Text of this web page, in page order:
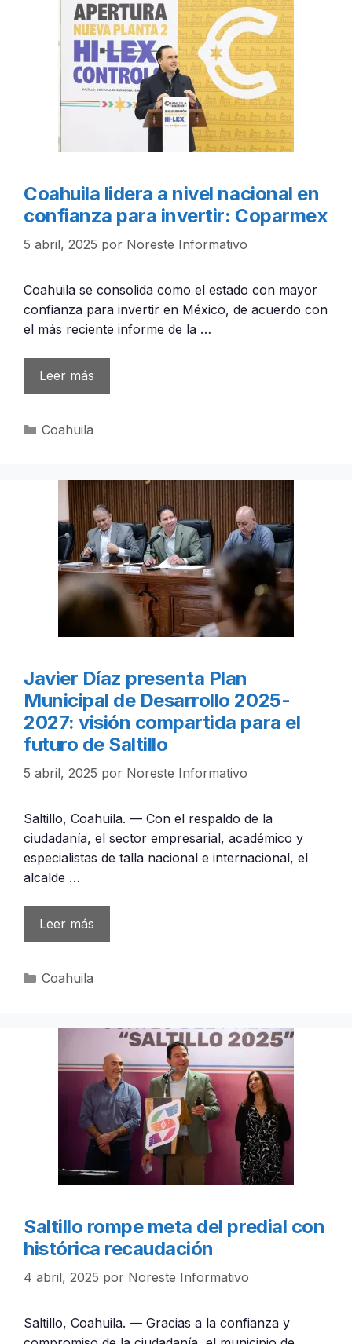
Coahuila lidera a nivel nacional en
confianza para invertir: Coparmex
5 abril, 2025 por Noreste Informativo
Coahuila se consolida como el estado con mayor
confianza para invertir en México, de acuerdo con
el más reciente informe de la …
Leer más
Categorías
Coahuila
Javier Díaz presenta Plan
Municipal de Desarrollo 2025-
2027: visión compartida para el
futuro de Saltillo
5 abril, 2025 por Noreste Informativo
Saltillo, Coahuila. — Con el respaldo de la
ciudadanía, el sector empresarial, académico y
especialistas de talla nacional e internacional, el
alcalde …
Leer más
Categorías
Coahuila
Saltillo rompe meta del predial con
histórica recaudación
4 abril, 2025 por Noreste Informativo
Saltillo, Coahuila. — Gracias a la confianza y